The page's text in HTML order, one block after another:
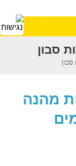
סבון
סבון
מהנה